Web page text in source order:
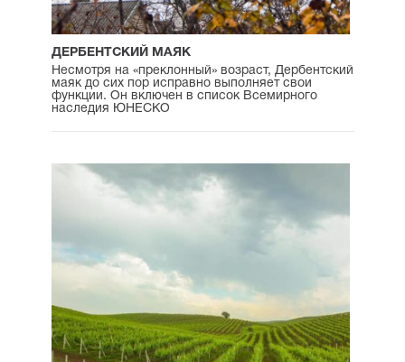
ДЕРБЕНТСКИЙ МАЯК
Несмотря на «преклонный» возраст, Дербентский
маяк до сих пор исправно выполняет свои
функции. Он включен в список Всемирного
наследия ЮНЕСКО